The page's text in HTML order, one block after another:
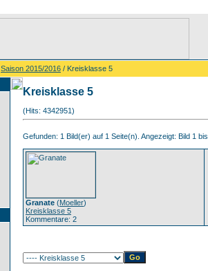
Saison 2015/2016 / Kreisklasse 5
Kreisklasse 5
(Hits: 4342951)
Gefunden: 1 Bild(er) auf 1 Seite(n). Angezeigt: Bild 1
Granate (Moeller)
Kreisklasse 5
Kommentare: 2